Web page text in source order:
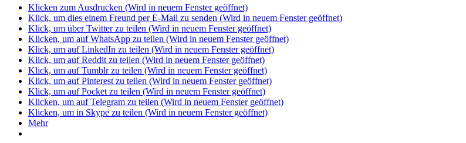
Klicken zum Ausdrucken (Wird in neuem Fenster geöffnet)
Klick, um dies einem Freund per E-Mail zu senden (Wird in neuem Fenster geöffnet)
Klick, um über Twitter zu teilen (Wird in neuem Fenster geöffnet)
Klicken, um auf WhatsApp zu teilen (Wird in neuem Fenster geöffnet)
Klick, um auf LinkedIn zu teilen (Wird in neuem Fenster geöffnet)
Klick, um auf Reddit zu teilen (Wird in neuem Fenster geöffnet)
Klick, um auf Tumblr zu teilen (Wird in neuem Fenster geöffnet)
Klick, um auf Pinterest zu teilen (Wird in neuem Fenster geöffnet)
Klick, um auf Pocket zu teilen (Wird in neuem Fenster geöffnet)
Klicken, um auf Telegram zu teilen (Wird in neuem Fenster geöffnet)
Klicken, um in Skype zu teilen (Wird in neuem Fenster geöffnet)
Mehr